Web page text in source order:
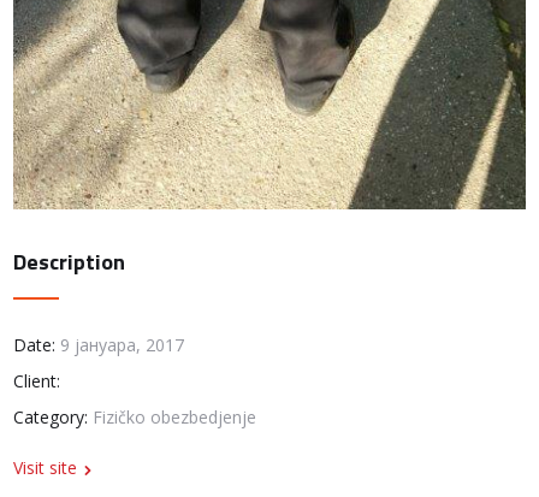
Description
Date: 9 јануара, 2017
Client:
Category: Fizičko obezbedjenje
Visit site